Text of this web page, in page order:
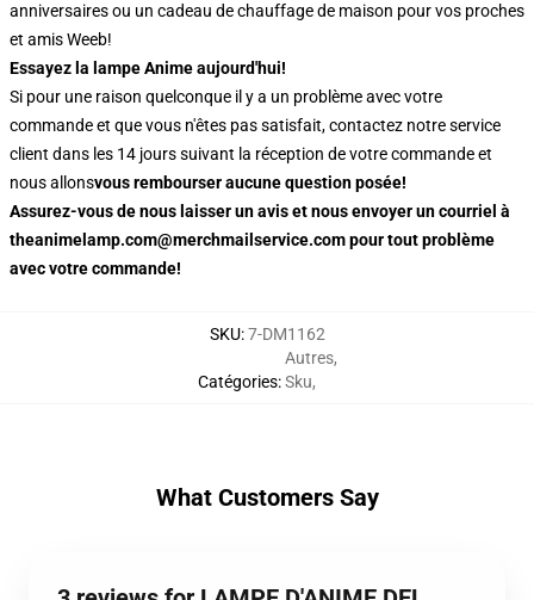
anniversaires ou un cadeau de chauffage de maison pour vos proches
et amis Weeb!
Essayez la lampe Anime aujourd'hui!
Si pour une raison quelconque il y a un problème avec votre
commande et que vous n'êtes pas satisfait, contactez notre service
client dans les 14 jours suivant la réception de votre commande et
nous allonsvous rembourser aucune question posée!
Assurez-vous de nous laisser un avis et nous envoyer un courriel à
theanimelamp.com@merchmailservice.com pour tout problème
avec votre commande!
SKU:7-DM1162
Catégories:
Autres,
Sku,
What Customers Say